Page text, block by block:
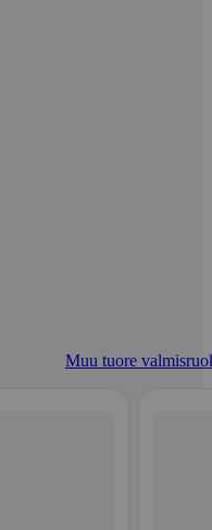
Muu tuore